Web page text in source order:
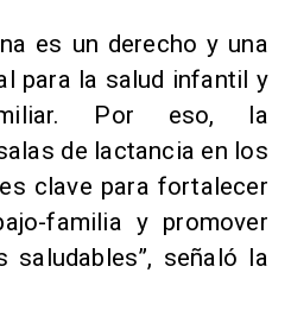
es un derecho y una
para la salud infantil y
Por eso, la
de lactancia en los
clave para fortalecer
familia y promover
saludables”, señaló la